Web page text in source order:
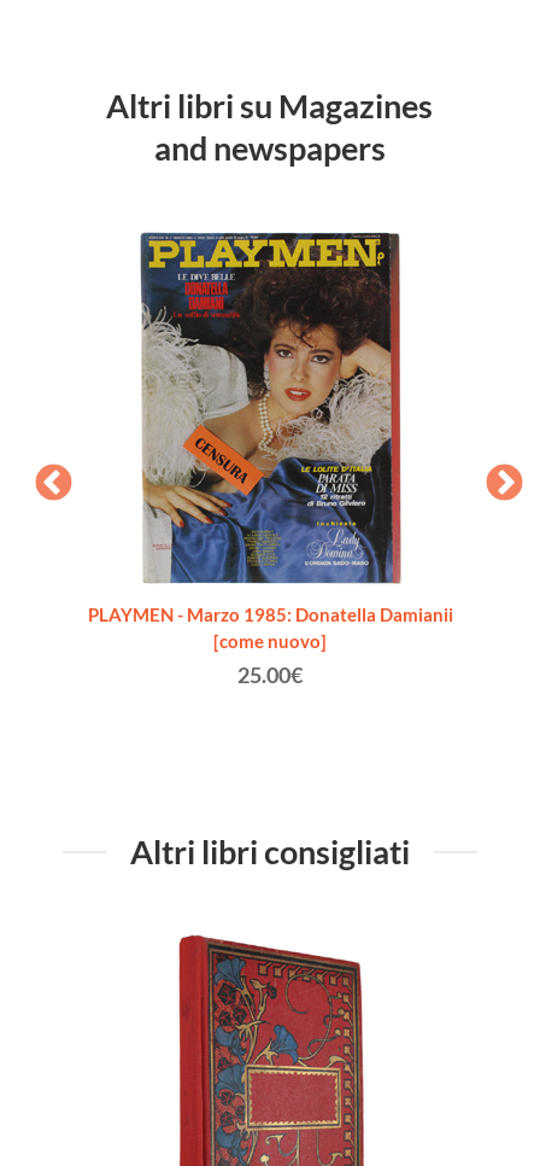
Altri libri su Magazines
and newspapers
PLAYMEN - Marzo 1985: Donatella Damianii
[come nuovo]
25.00€
Altri libri consigliati